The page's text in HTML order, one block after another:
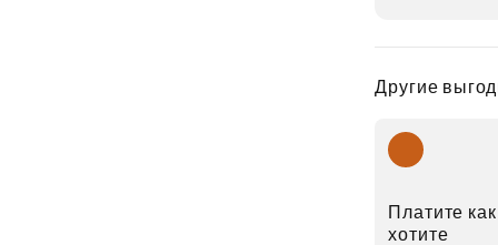
Другие
Платите как
хотите